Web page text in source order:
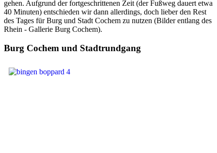
gehen. Aufgrund der fortgeschrittenen Zeit (der Fußweg dauert etwa
40 Minuten) entschieden wir dann allerdings, doch lieber den Rest
des Tages für Burg und Stadt Cochem zu nutzen (Bilder entlang des
Rhein - Gallerie Burg Cochem).
Burg Cochem und Stadtrundgang